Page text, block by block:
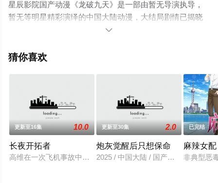
星辰影院国产动漫《龙破九天》是一部由暂无导演执导，
暂无等明星精彩演绎的中国大陆动漫，大结局剧情已揭晓
（全40集），手机免费观看高清无删减完整版动漫全集就
剧情网等平台了解。

猜你喜欢
更新至16集 10.0
长夜开拓者
高维在一次飞机事故中穿越，以塞西尔家族先祖的身份出现在
更新至30集 2.0
炮灰觉醒后只想保命
2025 / 中国大陆 / 国产动漫
已完结
麻辣女
非典型恶